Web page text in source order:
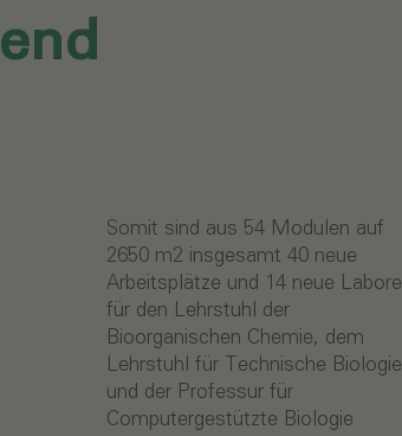
Somit sind aus 54 Modulen auf
2650 m2 insgesamt 40 neue
Arbeitsplätze und 14 neue Labore
für den Lehrstuhl der
Bioorganischen Chemie, dem
Lehrstuhl für Technische Biologie
und der Professur für
Computergestützte Biologie
eingesetzt wurde. Die hinterlüftete
Fassade aus Fichtenholz mit
integrierten Grünflächen trägt zur
Kühlung des Gebäudes, zur
Luftqualität und zum
Schattenspenden bei. Das
begrünte Dach mit Gefälldämmung
funkgiert als natürlicher